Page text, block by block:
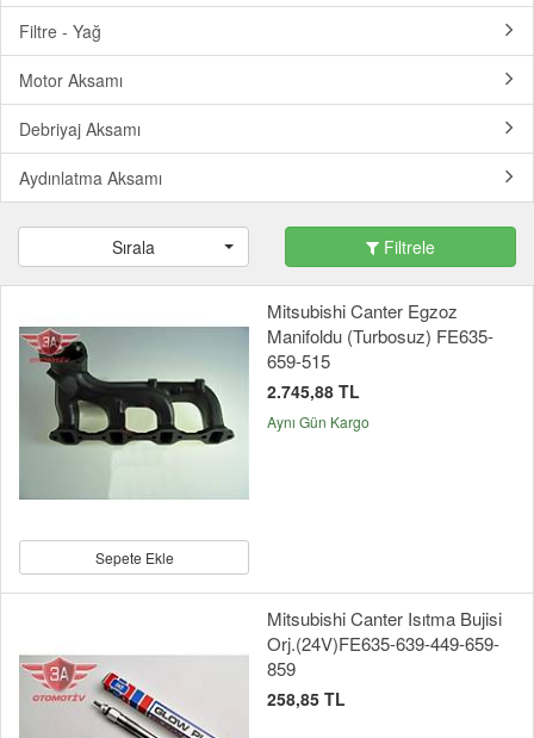
Filtre - Yağ
Motor Aksamı
Debriyaj Aksamı
Aydınlatma Aksamı
Sırala Filtrele
Sepete Ekle
Mitsubishi Canter Egzoz
Manifoldu (Turbosuz) FE635-
659-515
2.745,88 TL
Aynı Gün Kargo
Mitsubishi Canter Isıtma Bujisi
Orj.(24V)FE635-639-449-659-
859
258,85 TL